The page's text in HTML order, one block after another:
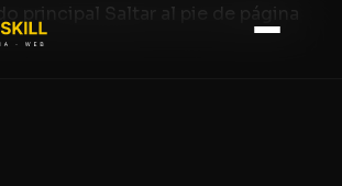
principal Saltar al pie de página